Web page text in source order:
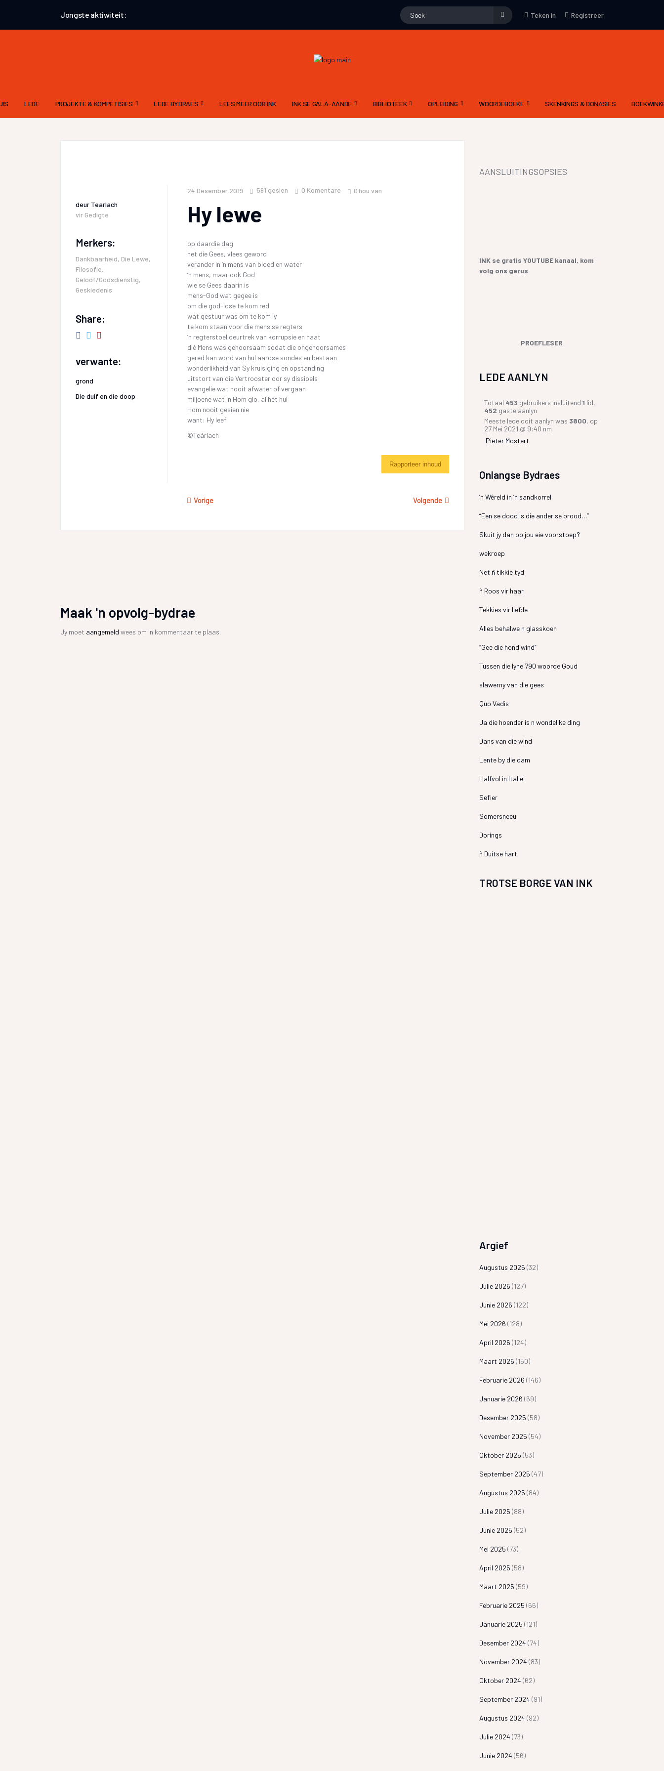
Jongste aktiwiteit: Teken in Registreer
LEDE PROJEKTE & KOMPETISIES LEDE BYDRAES LEES MEER OOR INK INK SE GALA-AANDE
4 NOVEMBER 2017 – 2DE GALA-AAND
BIBLIOTEEK
VERGETE HELDE UIT DIE GESKIEDENIS
VRYSTAATSTORIES DEUR HENNING VAN
OPLEIDING
‘N KOPKRAPPERY OOR KOPPELTEKENS
PLAGIAAT/LETTERDIEFSTAL
WOORDEBOEKE SKENKINGS & DONASIES
deur Tearlach
vir Gedigte
Merkers:
Dankbaarheid, Die Lewe,
Filosofie,
Geloof/Godsdienstig,
Geskiedenis
Share:
verwante:
grond
Die duif en die doop
24 Desember 2019 591 gesien 0 Komentare 0 hou van
Hy lewe
op daardie dag
het die Gees, vlees geword
verander in ‘n mens van bloed en water
‘n mens, maar ook God
wie se Gees daarin is
mens-God wat gegee is
om die god-lose te kom red
wat gestuur was om te kom ly
te kom staan voor die mens se regters
‘n regterstoel deurtrek van korrupsie en haat
dié Mens was gehoorsaam sodat die ongehoorsames
gered kan word van hul aardse sondes en bestaan
wonderlikheid van Sy kruisiging en opstanding
uitstort van die Vertrooster oor sy dissipels
evangelie wat nooit afwater of vergaan
miljoene wat in Hom glo, al het hul
Hom nooit gesien nie
want: Hy leef
©Teárlach
Rapporteer inhoud
Vorige Volgende
Maak 'n opvolg-bydrae
Jy moet aangemeld wees om 'n kommentaar te plaas.
AANSLUITINGSOPSIES
INK se gratis YOUTUBE kanaal, kom
volg ons gerus
PROEFLESER
LEDE AANLYN
Totaal 453 gebruikers insluitend 1 lid,
452 gaste aanlyn
Meeste lede ooit aanlyn was 3800, op
27 Mei 2021 @ 9:40 nm
Pieter Mostert
Onlangse Bydraes
’n Wêreld in ’n sandkorrel
“Een se dood is die ander se brood…”
Skuit jy dan op jou eie voorstoep?
wekroep
Net ñ tikkie tyd
ñ Roos vir haar
Tekkies vir liefde
Alles behalwe n glasskoen
“Gee die hond wind”
Tussen die lyne 790 woorde Goud
slawerny van die gees
Quo Vadis
Ja die hoender is n wondelike ding
Dans van die wind
Lente by die dam
Halfvol in Italië
Sefier
Somersneeu
Dorings
ñ Duitse hart
TROTSE BORGE VAN INK
Argief
Augustus 2026 (32)
Julie 2026 (127)
Junie 2026 (122)
Mei 2026 (128)
April 2026 (124)
Maart 2026 (150)
Februarie 2026 (146)
Januarie 2026 (69)
Desember 2025 (58)
November 2025 (54)
Oktober 2025 (53)
September 2025 (47)
Augustus 2025 (84)
Julie 2025 (88)
Junie 2025 (52)
Mei 2025 (73)
April 2025 (58)
Maart 2025 (59)
Februarie 2025 (66)
Januarie 2025 (121)
Desember 2024 (74)
November 2024 (83)
Oktober 2024 (62)
September 2024 (91)
Augustus 2024 (92)
Julie 2024 (73)
Junie 2024 (56)